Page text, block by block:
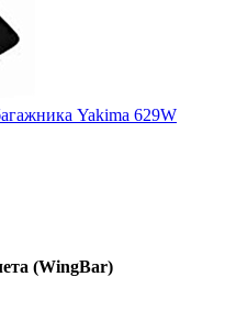
Yakima 629W
(WingBar)